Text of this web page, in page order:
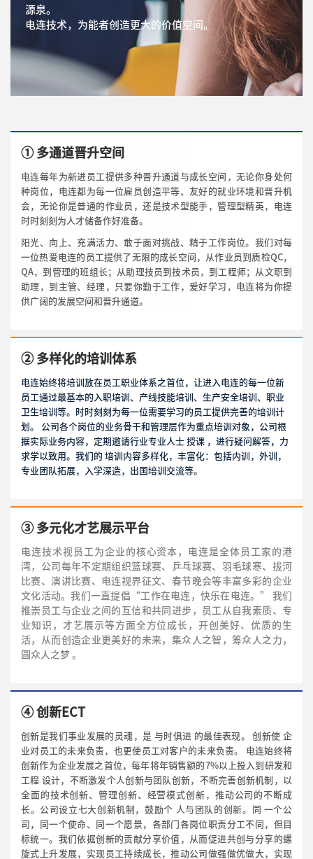
源泉。
电连技术，为能者创造更大的价值空间。
① 多通道晋升空间
电连每年为新进员工提供多种晋升通道与成长空间，无论你身处何
种岗位，电连都为每一位雇员创造平等、友好的就业环境和晋升机
会，无论你是普通的作业员，还是技术型能手，管理型精英，电连
时时刻刻为人才储备作好准备。
阳光、向上、充满活力、敢于面对挑战、精于工作岗位。我们对每
一位热爱电连的员工提供了无限的成长空间，从作业员到质检QC，
QA，到管理的班组长；从助理技员到技术员，到工程师；从文职到
助理，到主管、经理，只要你勤于工作，爱好学习，电连将为你提
供广阔的发展空间和晋升通道。
② 多样化的培训体系
电连始终将培训放在员工职业体系之首位，让进入电连的每一位新
员工通过最基本的入职培训、产线技能培训、生产安全培训、职业
卫生培训等。时时刻刻为每一位需要学习的员工提供完善的培训计
划。 公司各个岗位的业务骨干和管理层作为重点培训对象，公司根
据实际业务内容，定期邀请行业专业人士 授课 ，进行疑问解答，力
求学以致用。我们的 培训内容多样化，丰富化：包括内训，外训，
专业团队拓展，入学深造，出国培训交流等。
③ 多元化才艺展示平台
电连技术视员工为企业的核心资本，电连是全体员工家的港
湾，公司每年不定期组织篮球赛、乒乓球赛、羽毛球寒、拔河
比赛、演讲比赛、电连视界征文、春节晚会等丰富多彩的企业
文化活动。我们一直提倡“工作在电连，快乐在电连。” 我们
推崇员工与企业之间的互信和共同进步，员工从自我素质、专
业知识，才艺展示等方面全方位成长，开创美好、优质的生
活，从而创造企业更美好的未来，集众人之智，筹众人之力，
圆众人之梦 。
④ 创新ECT
创新是我们事业发展的灵魂，是 与时俱进 的最佳表现。创新使企
业对员工的未来负责，也更使员工对客户的未来负责。 电连始终将
创新作为企业发展之首位，每年将年销售额的7%以上投入到研发和
工程 设计，不断激发个人创新与团队创新，不断完善创新机制，以
全面的技术创新、管理创新、经营模式创新，推动公司的不断成
长。公司设立七大创新机制，鼓励个 人与团队的创新。同 一个公
司，同一个使命、同一个愿景，各部门各岗位职责分工不同，但目
标统一。我们依据创新的贡献分享价值，从而促进共创与分享的螺
旋式上升发展，实现员工持续成长，推动公司做强做优做大，实现